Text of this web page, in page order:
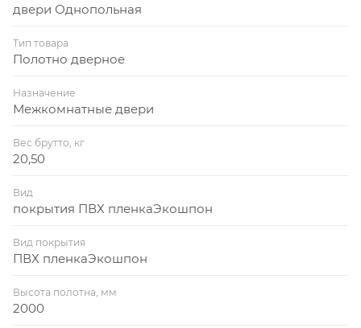
двери Однопольная
Тип товара
Полотно дверное
Назначение
Межкомнатные двери
Вес брутто, кг
20,50
Вид
покрытия ПВХ пленкаЭкошпон
Вид покрытия
ПВХ пленкаЭкошпон
Высота полотна, мм
2000